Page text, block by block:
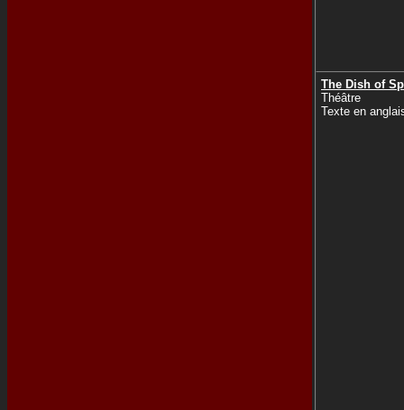
The Dish of
Théâtre
Texte en